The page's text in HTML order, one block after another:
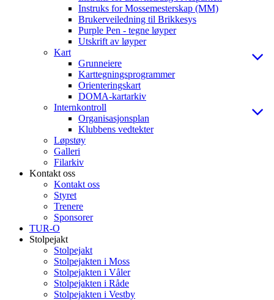
Instruks for Mossemesterskap (MM)
Brukerveiledning til Brikkesys
Purple Pen - tegne løyper
Utskrift av løyper
Kart
Grunneiere
Karttegningsprogrammer
Orienteringskart
DOMA-kartarkiv
Internkontroll
Organisasjonsplan
Klubbens vedtekter
Løpstøy
Galleri
Filarkiv
Kontakt oss
Kontakt oss
Styret
Trenere
Sponsorer
TUR-O
Stolpejakt
Stolpejakt
Stolpejakten i Moss
Stolpejakten i Våler
Stolpejakten i Råde
Stolpejakten i Vestby